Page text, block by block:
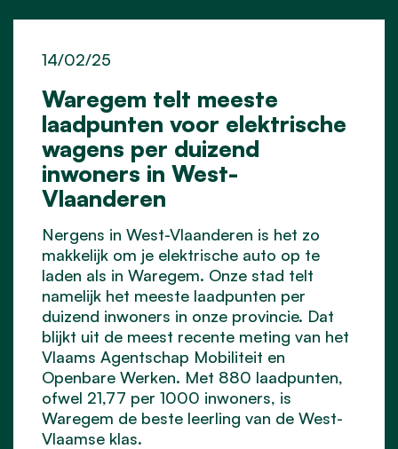
Waregem telt meeste
laadpunten voor elektrische
wagens per duizend
inwoners in West-
Vlaanderen
14/02/25
Nergens in West-Vlaanderen is het zo
makkelijk om je elektrische auto op te
laden als in Waregem. Onze stad telt
namelijk het meeste laadpunten per
duizend inwoners in onze provincie. Dat
blijkt uit de meest recente meting van het
Vlaams Agentschap Mobiliteit en
Openbare Werken. Met 880 laadpunten,
ofwel 21,77 per 1000 inwoners, is
Waregem de beste leerling van de West-
Vlaamse klas.